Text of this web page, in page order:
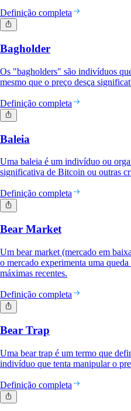
Definição completa
Bagholder
Os "bagholders" são indivíduos
mesmo que o preço desça
Definição completa
Baleia
Uma baleia é um indivíduo ou
significativa de Bitcoin ou outras
Definição completa
Bear Market
Um bear market (mercado em
o mercado experimenta uma
máximas recentes.
Definição completa
Bear Trap
Uma bear trap é um termo que
indivíduo que tenta manipular o
Definição completa